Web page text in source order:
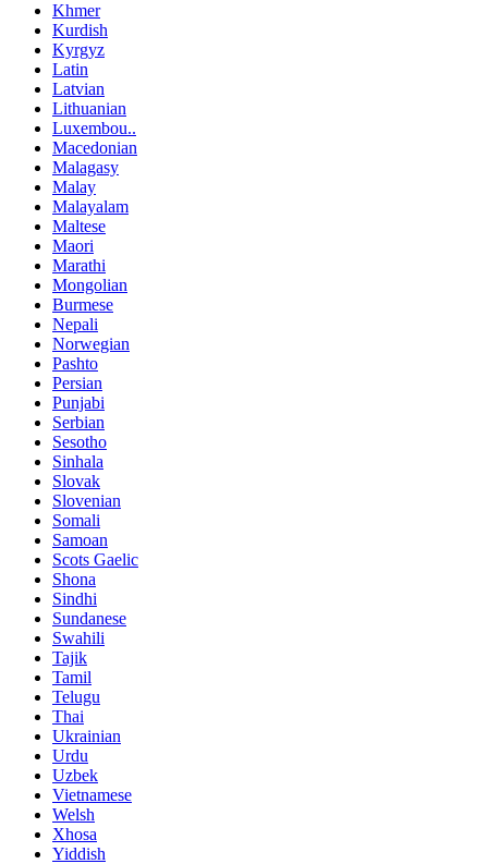
Khmer
Kurdish
Kyrgyz
Latin
Latvian
Lithuanian
Luxembou..
Macedonian
Malagasy
Malay
Malayalam
Maltese
Maori
Marathi
Mongolian
Burmese
Nepali
Norwegian
Pashto
Persian
Punjabi
Serbian
Sesotho
Sinhala
Slovak
Slovenian
Somali
Samoan
Scots Gaelic
Shona
Sindhi
Sundanese
Swahili
Tajik
Tamil
Telugu
Thai
Ukrainian
Urdu
Uzbek
Vietnamese
Welsh
Xhosa
Yiddish